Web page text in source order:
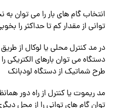
انتخاب گام های بار را می توان
توانی از مقدار کم تا حداکثر را
در مد کنترل محلی یا لوکال از
دستگاه می توان بارهای الکتریکی
طرح شماتیک از دستگاه لودبانک
مد ریموت یا کنترل از راه دور